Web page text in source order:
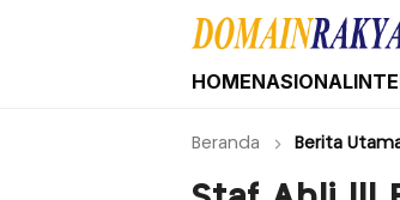
Domain Rakyat
Berita Hari Ini Terkini
HOMENASIONAL
Beranda Berita